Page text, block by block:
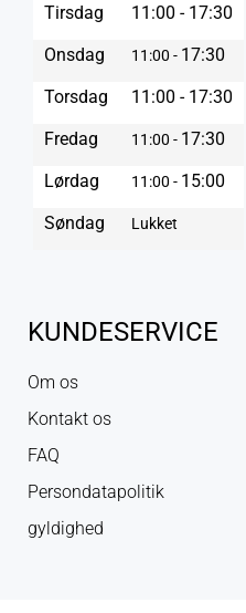
Tirsdag
11:00 - 17:30
Onsdag
11:00 - 17:30
Torsdag
11:00 - 17:30
Fredag
11:00 - 17:30
Lørdag
11:00 - 15:00
Søndag
Lukket
KUNDESERVICE
Om os
Kontakt os
FAQ
Persondatapolitik
gyldighed